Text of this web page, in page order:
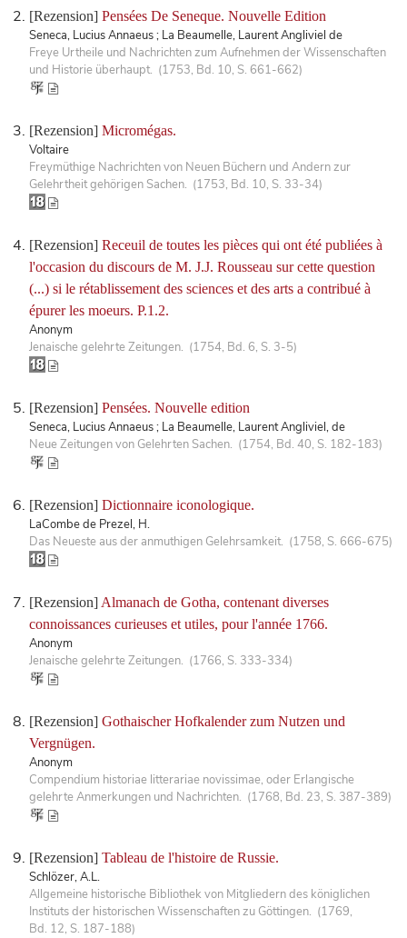
[Rezension] Pensées De Seneque. Nouvelle Edition
Seneca, Lucius Annaeus ; La Beaumelle, Laurent Angliviel de
Freye Urtheile und Nachrichten zum Aufnehmen der Wissenschaften
und Historie überhaupt. (1753, Bd. 10, S. 661-662)
[Rezension] Micromégas.
Voltaire
Freymüthige Nachrichten von Neuen Büchern und Andern zur
Gelehrtheit gehörigen Sachen. (1753, Bd. 10, S. 33-34)
[Rezension] Receuil de toutes les pièces qui ont été publiées à
l'occasion du discours de M. J.J. Rousseau sur cette question
(...) si le rétablissement des sciences et des arts a contribué à
épurer les moeurs. P.1.2.
Anonym
Jenaische gelehrte Zeitungen. (1754, Bd. 6, S. 3-5)
[Rezension] Pensées. Nouvelle edition
Seneca, Lucius Annaeus ; La Beaumelle, Laurent Angliviel, de
Neue Zeitungen von Gelehrten Sachen. (1754, Bd. 40, S. 182-183)
[Rezension] Dictionnaire iconologique.
LaCombe de Prezel, H.
Das Neueste aus der anmuthigen Gelehrsamkeit. (1758, S. 666-675)
[Rezension] Almanach de Gotha, contenant diverses
connoissances curieuses et utiles, pour l'année 1766.
Anonym
Jenaische gelehrte Zeitungen. (1766, S. 333-334)
[Rezension] Gothaischer Hofkalender zum Nutzen und
Vergnügen.
Anonym
Compendium historiae litterariae novissimae, oder Erlangische
gelehrte Anmerkungen und Nachrichten. (1768, Bd. 23, S. 387-389)
[Rezension] Tableau de l'histoire de Russie.
Schlözer, A.L.
Allgemeine historische Bibliothek von Mitgliedern des königlichen
Instituts der historischen Wissenschaften zu Göttingen. (1769,
Bd. 12, S. 187-188)